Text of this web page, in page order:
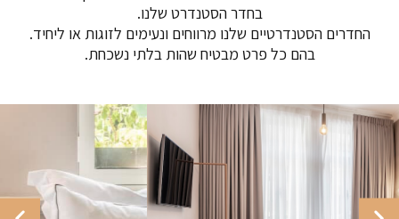
בחדר הסטנדרט שלנו.
החדרים הסטנדרטיים שלנו מרווחים ונעימים לזוגות או ליחיד.
בהם כל פרט מבטיח שהות בלתי נשכחת.